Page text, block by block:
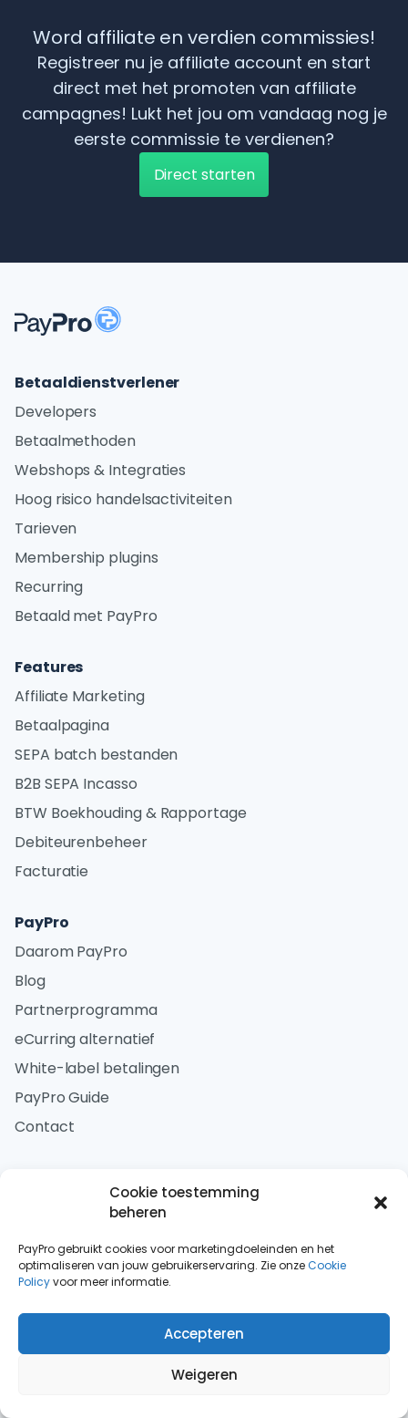
Cookie toestemming
beheren
PayPro gebruikt cookies voor marketingdoeleinden en het
optimaliseren van jouw gebruikerservaring. Zie onzeCookie
Policyvoor meer informatie.
Accepteren
Weigeren
Word affiliate en verdien commissies!
Registreer nu je affiliate account en start
direct met het promoten van affiliate
campagnes! Lukt het jou om vandaag nog je
eerste commissie te verdienen?
Direct starten
Betaaldienstverlener
Developers
Betaalmethoden
Webshops & Integraties
Hoog risico handelsactiviteiten
Tarieven
Membership plugins
Recurring
Betaald met PayPro
Features
Affiliate Marketing
Betaalpagina
SEPA batch bestanden
B2B SEPA Incasso
BTW Boekhouding & Rapportage
Debiteurenbeheer
Facturatie
PayPro
Daarom PayPro
Blog
Partnerprogramma
eCurring alternatief
White-label betalingen
PayPro Guide
Contact
Two-factor authenticatie
Certificaat Currence
Anti-fraude maatregelen
Contact
support@paypro.nl